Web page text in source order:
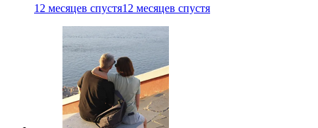
12 месяцев спустя12 месяцев спустя